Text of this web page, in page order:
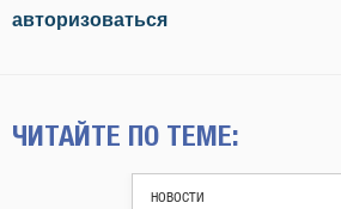
авторизоваться
ЧИТАЙТЕ ПО ТЕМЕ:
НОВОСТИ